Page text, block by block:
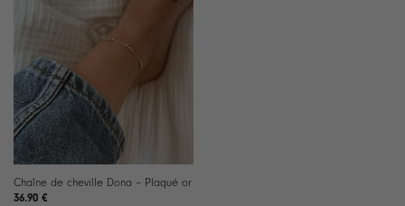
Chaîne de cheville Dona – Plaqué or
36.90 €